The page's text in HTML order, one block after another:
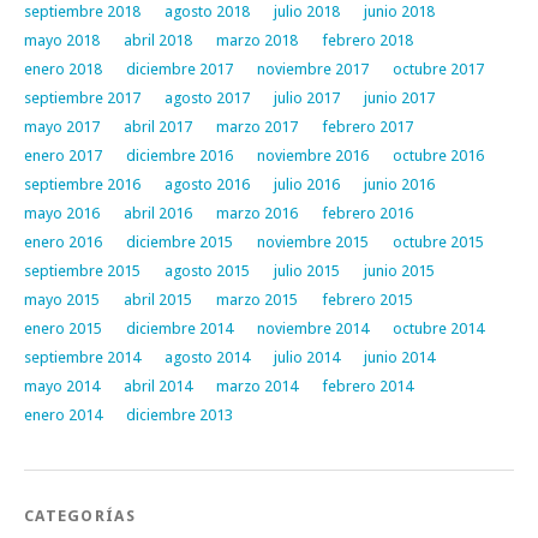
septiembre 2018 agosto 2018 julio 2018
junio 2018
mayo 2018
abril 2018 marzo 2018
febrero 2018
enero 2018
diciembre 2017 noviembre 2017
octubre 2017
septiembre 2017
agosto 2017 julio 2017
junio 2017
mayo 2017
abril 2017 marzo 2017
febrero 2017
enero 2017
diciembre 2016 noviembre 2016
octubre 2016
septiembre 2016
agosto 2016 julio 2016
junio 2016
mayo 2016
abril 2016 marzo 2016
febrero 2016
enero 2016
diciembre 2015 noviembre 2015
octubre 2015
septiembre 2015
agosto 2015 julio 2015
junio 2015
mayo 2015
abril 2015 marzo 2015
febrero 2015
enero 2015
diciembre 2014 noviembre 2014
octubre 2014
septiembre 2014
agosto 2014 julio 2014
junio 2014
mayo 2014
abril 2014 marzo 2014
febrero 2014
enero 2014
diciembre 2013
CATEGORÍAS